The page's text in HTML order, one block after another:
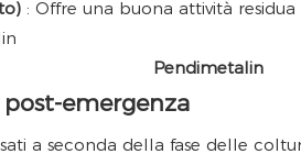
: Offre una buona attività
Pendimetalin
emergenza
a seconda della fase delle